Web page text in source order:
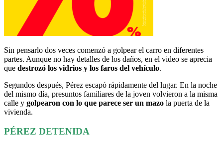
Sin pensarlo dos veces comenzó a golpear el carro en diferentes
partes. Aunque no hay detalles de los daños, en el video se aprecia
que destrozó los vidrios y los faros del vehículo.
Segundos después, Pérez escapó rápidamente del lugar. En la noche
del mismo día, presuntos familiares de la joven volvieron a la misma
calle y golpearon con lo que parece ser un mazo la puerta de la
vivienda.
PÉREZ DETENIDA